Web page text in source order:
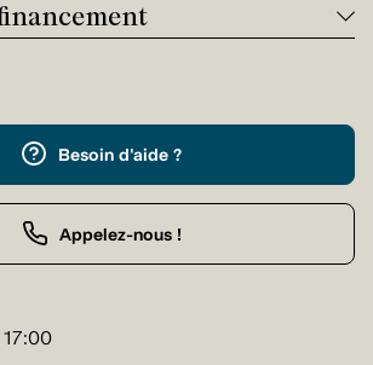
Besoin d'aide ?
Appelez-nous !